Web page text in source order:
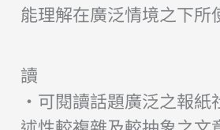
能理解在廣泛情境之下所
讀
・可閱讀話題廣泛之報